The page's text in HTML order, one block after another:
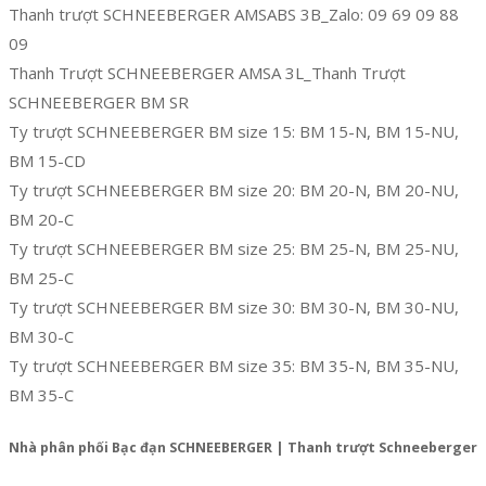
Thanh trượt SCHNEEBERGER AMSABS 3B_Zalo: 09 69 09 88
09
Thanh Trượt SCHNEEBERGER AMSA 3L_Thanh Trượt
SCHNEEBERGER BM SR
Ty trượt SCHNEEBERGER BM size 15: BM 15-N, BM 15-NU,
BM 15-CD
Ty trượt SCHNEEBERGER BM size 20: BM 20-N, BM 20-NU,
BM 20-C
Ty trượt SCHNEEBERGER BM size 25: BM 25-N, BM 25-NU,
BM 25-C
Ty trượt SCHNEEBERGER BM size 30: BM 30-N, BM 30-NU,
BM 30-C
Ty trượt SCHNEEBERGER BM size 35: BM 35-N, BM 35-NU,
BM 35-C
Nhà phân phối Bạc đạn SCHNEEBERGER | Thanh trượt Schneeberger